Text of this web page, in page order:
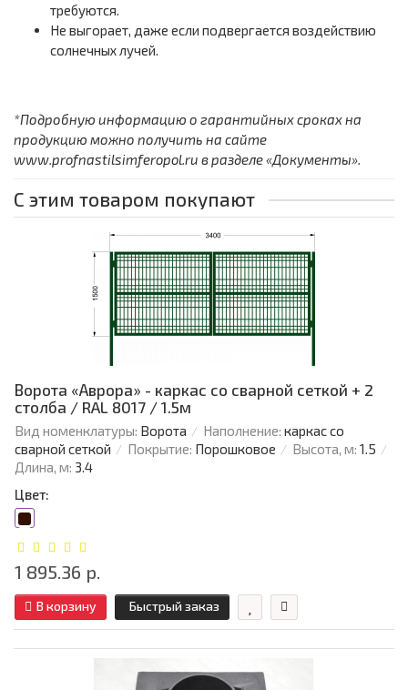
требуются.
Не выгорает, даже если подвергается воздействию
солнечных лучей.
*Подробную информацию о гарантийных сроках на
продукцию можно получить на сайте
www.profnastilsimferopol.ru в разделе «Документы».
С этим товаром покупают
Ворота «Аврора» - каркас со сварной сеткой + 2
столба / RAL 8017 / 1.5м
Вид номенклатуры: Ворота Наполнение: каркас со
сварной сеткой
Покрытие: Порошковое Высота, м: 1.5
Длина, м: 3.4
Цвет:
1 895.36 р.
В корзину Быстрый заказ